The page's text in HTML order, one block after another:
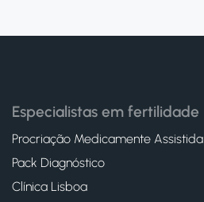
Especialistas em fertilidade
Procriação Medicamente Assistida
Pack Diagnóstico
Clínica Lisboa